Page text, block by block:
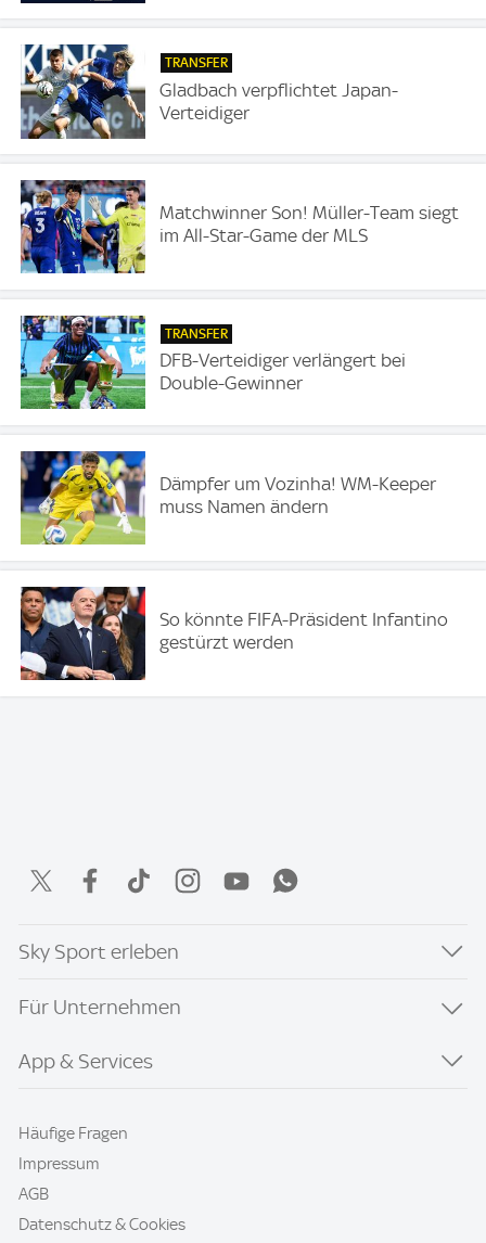
TRANSFER
Gladbach verpflichtet Japan-
Verteidiger
Matchwinner Son! Müller-Team siegt
im All-Star-Game der MLS
TRANSFER
DFB-Verteidiger verlängert bei
Double-Gewinner
Dämpfer um Vozinha! WM-Keeper
muss Namen ändern
So könnte FIFA-Präsident Infantino
gestürzt werden
Sky Sport erleben
Für Unternehmen
App & Services
Häufige Fragen
Impressum
AGB
Datenschutz & Cookies